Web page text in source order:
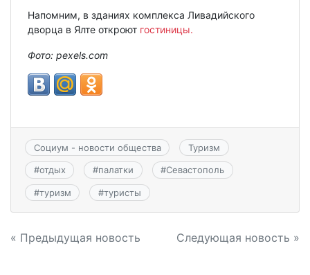
Напомним, в зданиях комплекса Ливадийского
дворца в Ялте откроют гостиницы.
Фото: pexels.com
Социум - новости общества Туризм
#отдых #палатки #Севастополь
#туризм #туристы
Навигация
« Предыдущая новость Следующая новость »